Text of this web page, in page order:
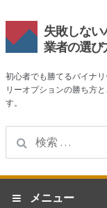
失敗しな
業者の選び
初心者でも勝てるバイナ
リーオプションの勝ち方
す。
ナ
ビ
コ
ン
メニュー